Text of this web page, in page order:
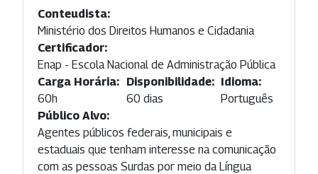
Conteudista:
Ministério dos Direitos Humanos e Cidadania
Certificador:
Enap - Escola Nacional de Administração Pública
Carga Horária:
60h
Disponibilidade:
60 dias
Idioma:
Português
Público Alvo:
Agentes públicos federais, municipais e
estaduais que tenham interesse na comunicação
com as pessoas Surdas por meio da Língua